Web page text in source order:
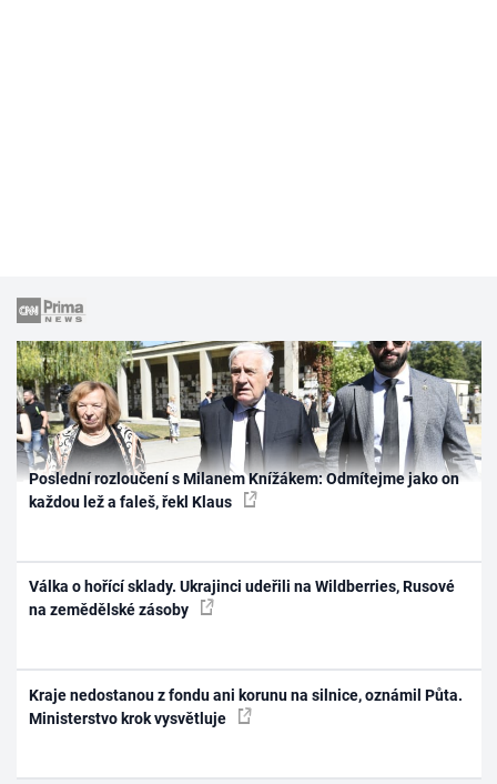
Poslední rozloučení s Milanem Knížákem: Odmítejme jako on
každou lež a faleš, řekl Klaus
Válka o hořící sklady. Ukrajinci udeřili na Wildberries, Rusové
na zemědělské zásoby
Kraje nedostanou z fondu ani korunu na silnice, oznámil Půta.
Ministerstvo krok vysvětluje